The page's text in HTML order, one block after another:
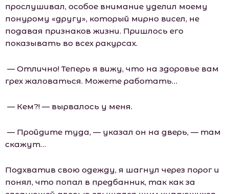
прослушивал, особое внимание уделил моему
понурому «другу», который мирно висел, не
подавая признаков жизни. Пришлось его
показывать во всех ракурсах.
— Отлично! Теперь я вижу, что на здоровье вам
грех жаловаться. Можете работать…
— Кем?! — вырвалось у меня.
— Пройдите туда, — указал он на дверь, — там
скажут…
Подхватив свою одежду, я шагнул через порог и
понял, что попал в предбанник, так как за